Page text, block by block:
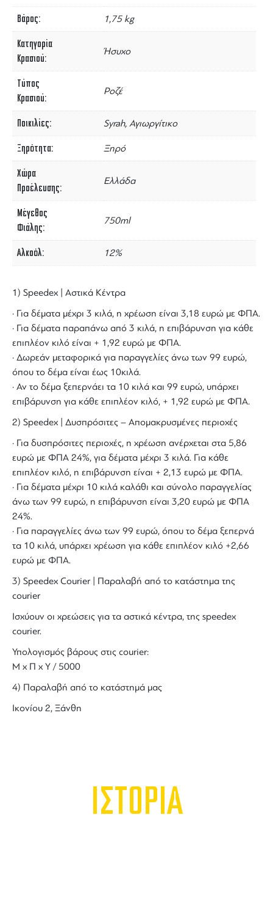
Βάρος 1,75 kg
Κατηγορία
Κρασιού
Ήσυχο
Τύπος
Κρασιού
Ροζέ
Ποικιλίες Syrah, Αγιωργίτικο
Ξηρότητα Ξηρό
Χώρα
Προέλευσης
Ελλάδα
Μέγεθος
Φιάλης
750ml
Αλκοόλ 12%
1) Speedex | Αστικά Κέντρα
· Για δέματα μέχρι 3 κιλά, η χρέωση είναι 3,18 ευρώ με ΦΠΑ.
· Για δέματα παραπάνω από 3 κιλά, η επιβάρυνση για κάθε
επιπλέον κιλό είναι + 1,92 ευρώ με ΦΠΑ.
· Δωρεάν μεταφορικά για παραγγελίες άνω των 99 ευρώ,
όπου το δέμα είναι έως 10κιλά.
· Αν το δέμα ξεπερνάει τα 10 κιλά και 99 ευρώ, υπάρχει
επιβάρυνση για κάθε επιπλέον κιλό, + 1,92 ευρώ με ΦΠΑ.
2) Speedex | Δυσπρόσιτες – Απομακρυσμένες περιοχές
· Για δυσπρόσιτες περιοχές, η χρέωση ανέρχεται στα 5,86
ευρώ με ΦΠΑ 24%, για δέματα μέχρι 3 κιλά. Για κάθε
επιπλέον κιλό, η επιβάρυνση είναι + 2,13 ευρώ με ΦΠΑ.
· Για δέματα μέχρι 10 κιλά καλάθι και σύνολο παραγγελίας
άνω των 99 ευρώ, η επιβάρυνση είναι 3,20 ευρώ με ΦΠΑ
24%.
· Για παραγγελίες άνω των 99 ευρώ, όπου το δέμα ξεπερνά
τα 10 κιλά, υπάρχει χρέωση για κάθε επιπλέον κιλό +2,66
ευρώ με ΦΠΑ.
3) Speedex Courier | Παραλαβή από το κατάστημα της
courier
Ισχύουν οι χρεώσεις για τα αστικά κέντρα, της speedex
courier.
Υπολογισμός βάρους στις courier:
Μ x Π x Y / 5000
4) Παραλαβή από το κατάστημά μας
Ικονίου 2, Ξάνθη
ΙΣΤΟΡΙΑ